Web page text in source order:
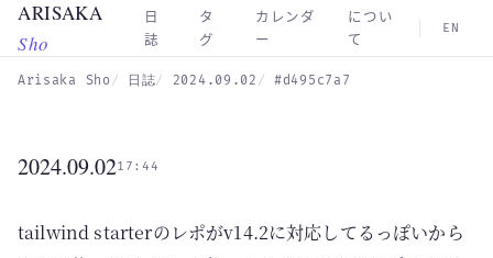
Skip to main content
ARISAKA
Sho
日
誌
タ
グ
カレンダ
ー
につい
て
EN
Arisaka Sho 日誌 2024.09.02 #d495c7a7
2024.09.0217:44
tailwind starterのレポがv14.2に対応してるっぽいから